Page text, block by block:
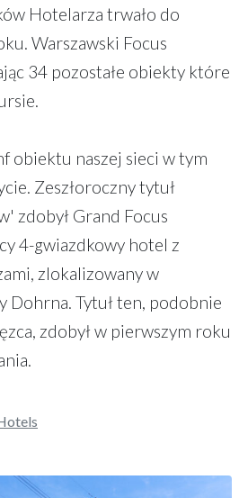
Hotelarza trwało do
Warszawski Focus
34 pozostałe obiekty które
obiektu naszej sieci w tym
Zeszłoroczny tytuł
zdobył Grand Focus
4-gwiazdkowy hotel z
zlokalizowany w
Dohrna. Tytuł ten, podobnie
zdobył w pierwszym roku